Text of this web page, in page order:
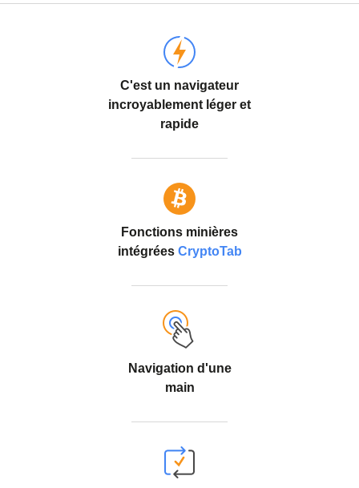
C'est un navigateur
incroyablement léger et
rapide
Fonctions minières
intégrées CryptoTab
Navigation d'une
main